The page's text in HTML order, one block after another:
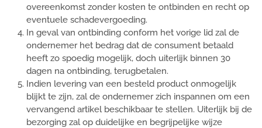
overeenkomst zonder kosten te ontbinden en recht op
eventuele schadevergoeding.
In geval van ontbinding conform het vorige lid zal de
ondernemer het bedrag dat de consument betaald
heeft zo spoedig mogelijk, doch uiterlijk binnen 30
dagen na ontbinding, terugbetalen.
Indien levering van een besteld product onmogelijk
blijkt te zijn, zal de ondernemer zich inspannen om een
vervangend artikel beschikbaar te stellen. Uiterlijk bij de
bezorging zal op duidelijke en begrijpelijke wijze